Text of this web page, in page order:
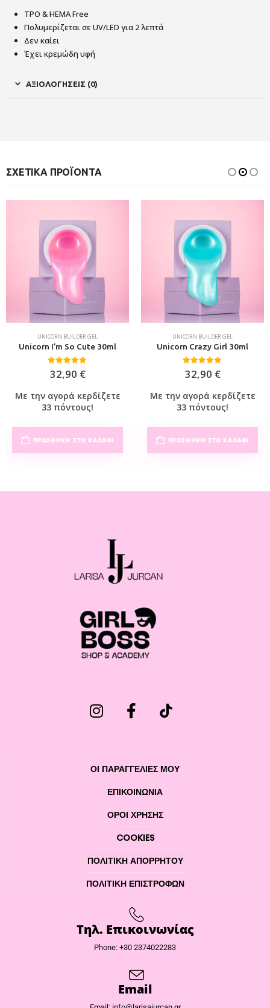
TPO & HEMA Free
Πολυμερίζεται σε UV/LED για 2 λεπτά
Δεν καίει
Έχει κρεμώδη υφή
ΑΞΙΟΛΟΓΉΣΕΙΣ (0)
ΣΧΕΤΙΚΆ ΠΡΟΪΌΝΤΑ
UNICORN BUILDER GEL
Unicorn I’m So Cute 30ml
0out of 5
32,90 €
Με την αγορά κερδίζετε
33 πόντους!
ΠΡΟΣΘΉΚΗ ΣΤΟ ΚΑΛΆΘΙ
UNICORN BUILDER GEL
Unicorn Crazy Girl 30ml
0out of 5
32,90 €
Με την αγορά κερδίζετε
33 πόντους!
ΠΡΟΣΘΉΚΗ ΣΤΟ ΚΑΛΆΘΙ
ΟΙ ΠΑΡΑΓΓΕΛΙΕΣ ΜΟΥ
ΕΠΙΚΟΙΝΩΝΊΑ
ΌΡΟΙ ΧΡΉΣΗΣ
COOKIES
ΠΟΛΙΤΙΚΉ ΑΠΟΡΡΉΤΟΥ
ΠΟΛΙΤΙΚΉ ΕΠΙΣΤΡΟΦΏΝ
Τηλ. Επικοινωνίας
Phone: +30 2374022283
Email